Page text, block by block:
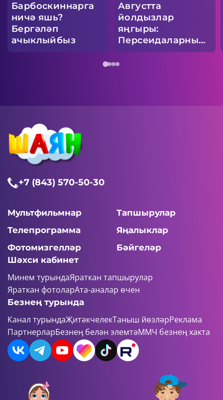
Барбоскиннарга
ничә яшь?
Бергәләп
ачыклыйбыз
Августта
йолдызлар
яңгыры:
Персеидаларны
кайчан күзәтергә
һәм теләкне
+7 (843) 570-50-30
Мультфильмнар
Тапшырулар
Телепрограмма
Яңалыклар
Фотомизгелләр
Бәйгеләр
Шәхси кабинет
Минем турындаЯраткан тапшырулар
Яраткан фотоларАта-аналар өчен
Безнең турында
Канал турындаҖитәкчелекТаныш йөзләрРеклама
ПартнерларБезнең белән элемтәММЧ безнең хакта